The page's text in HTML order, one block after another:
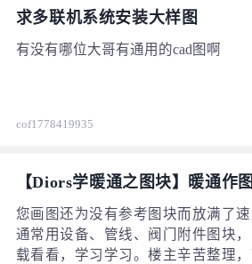
有无报警提示，记录故障代码
求多联机系统安装大样图
有没有哪位大哥有通用的cad图啊
cof1778419935
【Diors学暖通之图块】暖通作
您画图还为没有参考图块而放满了
通常用设备、管线、阀门附件图块
载看看，学习学习。楼主辛苦整理